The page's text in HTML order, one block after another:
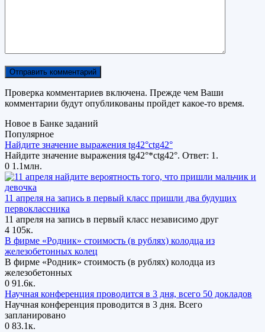
Проверка комментариев включена. Прежде чем Ваши
комментарии будут опубликованы пройдет какое-то время.
Новое в Банке заданий
Популярное
Найдите значение выражения tg42°ctg42°
Найдите значение выражения tg42°*ctg42°. Ответ: 1.
0 1.1млн.
11 апреля на запись в первый класс пришли два будущих
первоклассника
11 апреля на запись в первый класс независимо друг
4 105к.
В фирме «Родник» стоимость (в рублях) колодца из
железобетонных колец
В фирме «Родник» стоимость (в рублях) колодца из
железобетонных
0 91.6к.
Научная конференция проводится в 3 дня, всего 50 докладов
Научная конференция проводится в 3 дня. Всего
запланировано
0 83.1к.